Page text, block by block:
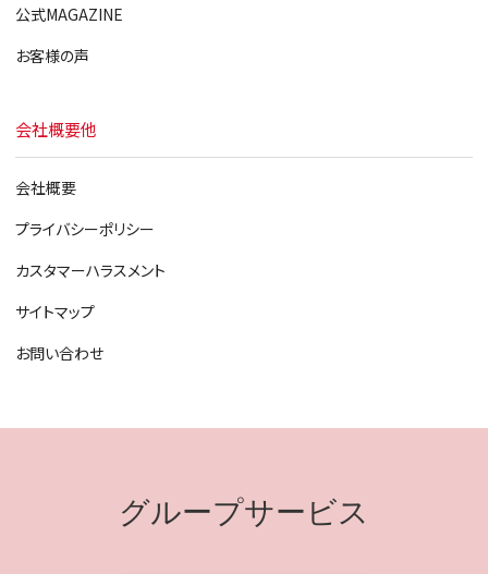
公式MAGAZINE
お客様の声
会社概要他
会社概要
プライバシーポリシー
カスタマーハラスメント
サイトマップ
お問い合わせ
グループサービス